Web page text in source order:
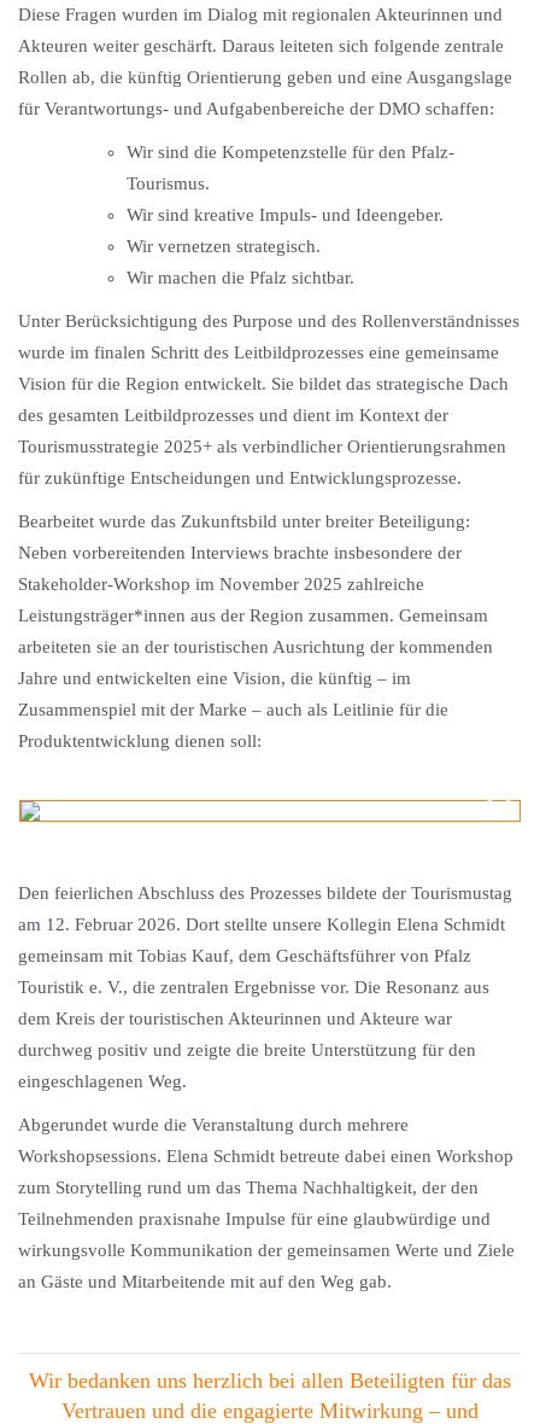
Diese Fragen wurden im Dialog mit regionalen Akteurinnen und
Akteuren weiter geschärft. Daraus leiteten sich folgende zentrale
Rollen ab, die künftig Orientierung geben und eine Ausgangslage
für Verantwortungs- und Aufgabenbereiche der DMO schaffen:
Wir sind die Kompetenzstelle für den Pfalz-
Tourismus.
Wir sind kreative Impuls- und Ideengeber.
Wir vernetzen strategisch.
Wir machen die Pfalz sichtbar.
Unter Berücksichtigung des Purpose und des Rollenverständnisses
wurde im finalen Schritt des Leitbildprozesses eine gemeinsame
Vision für die Region entwickelt. Sie bildet das strategische Dach
des gesamten Leitbildprozesses und dient im Kontext der
Tourismusstrategie 2025+ als verbindlicher Orientierungsrahmen
für zukünftige Entscheidungen und Entwicklungsprozesse.
Bearbeitet wurde das Zukunftsbild unter breiter Beteiligung:
Neben vorbereitenden Interviews brachte insbesondere der
Stakeholder-Workshop im November 2025 zahlreiche
Leistungsträger*innen aus der Region zusammen. Gemeinsam
arbeiteten sie an der touristischen Ausrichtung der kommenden
Jahre und entwickelten eine Vision, die künftig – im
Zusammenspiel mit der Marke – auch als Leitlinie für die
Produktentwicklung dienen soll:
Den feierlichen Abschluss des Prozesses bildete der Tourismustag
am 12. Februar 2026. Dort stellte unsere Kollegin Elena Schmidt
gemeinsam mit Tobias Kauf, dem Geschäftsführer von Pfalz
Touristik e. V., die zentralen Ergebnisse vor. Die Resonanz aus
dem Kreis der touristischen Akteurinnen und Akteure war
durchweg positiv und zeigte die breite Unterstützung für den
eingeschlagenen Weg.
Abgerundet wurde die Veranstaltung durch mehrere
Workshopsessions. Elena Schmidt betreute dabei einen Workshop
zum Storytelling rund um das Thema Nachhaltigkeit, der den
Teilnehmenden praxisnahe Impulse für eine glaubwürdige und
wirkungsvolle Kommunikation der gemeinsamen Werte und Ziele
an Gäste und Mitarbeitende mit auf den Weg gab.
Wir bedanken uns herzlich bei allen Beteiligten für das
Vertrauen und die engagierte Mitwirkung – und